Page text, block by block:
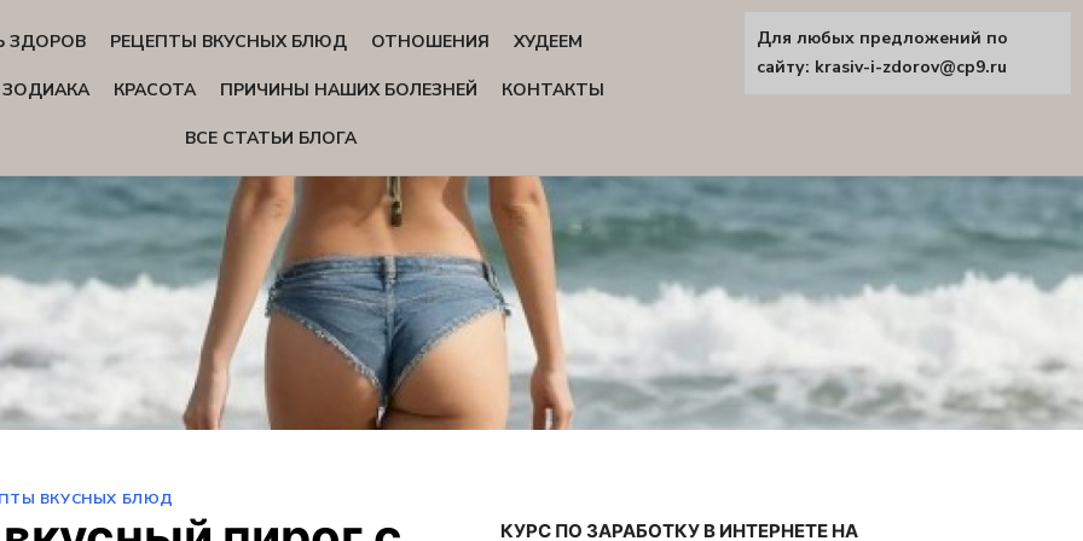
ЗДОРОВ РЕЦЕПТЫ ВКУСНЫХ БЛЮД ОТНОШЕНИЯ ХУДЕЕМ
КРАСОТА ПРИЧИНЫ НАШИХ БОЛЕЗНЕЙ КОНТАКТЫ
ВСЕ СТАТЬИ БЛОГА
ВКУСНЫХ БЛЮД
КУРС ПО ЗАРАБОТКУ В ИНТЕРНЕТЕ НА
Для любых предложений по
сайту: krasiv-i-zdorov@cp9.ru